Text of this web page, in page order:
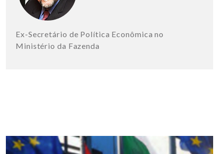
Ex-Secretário de Política Econômica no
Ministério da Fazenda